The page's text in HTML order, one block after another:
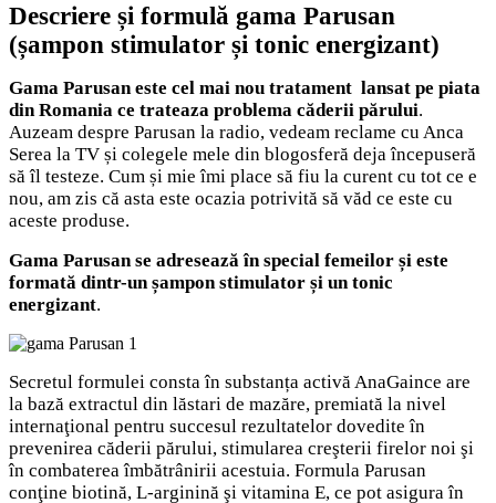
Descriere și formulă gama Parusan
(șampon stimulator și tonic energizant)
Gama Parusan este cel mai nou tratament lansat pe piata
din Romania ce trateaza problema căderii părului.
Auzeam despre Parusan la radio, vedeam reclame cu Anca
Serea la TV și colegele mele din blogosferă deja începuseră
să îl testeze. Cum și mie îmi place să fiu la curent cu tot ce e
nou, am zis că asta este ocazia potrivită să văd ce este cu
aceste produse.
Gama Parusan se adresează în special femeilor și este
formată dintr-un șampon stimulator și un tonic
energizant.
Secretul formulei consta în substanța activă AnaGaince are
la bază extractul din lăstari de mazăre, premiată la nivel
internaţional pentru succesul rezultatelor dovedite în
prevenirea căderii părului, stimularea creşterii firelor noi şi
în combaterea îmbătrânirii acestuia. Formula Parusan
conţine biotină, L-arginină şi vitamina E, ce pot asigura în